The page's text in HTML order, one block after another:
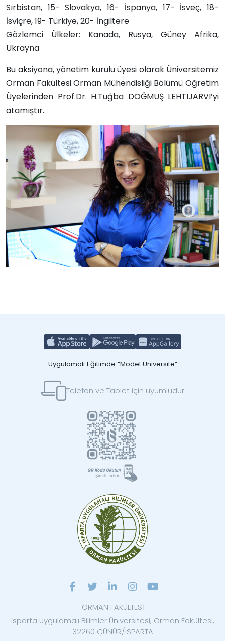
Sırbistan, 15- Slovakya, 16- İspanya, 17- İsveç, 18-
İsviçre, 19- Türkiye, 20- İngiltere
Gözlemci Ülkeler: Kanada, Rusya, Güney Afrika,
Ukrayna
Bu aksiyona, yönetim kurulu üyesi olarak Üniversitemiz
Orman Fakültesi Orman Mühendisliği Bölümü Öğretim
Üyelerinden Prof.Dr. H.Tuğba DOĞMUŞ LEHTIJARVI’yi
atamıştır.
Uygulamalı Eğitimde “Model Üniversite”
Telefon ve Tablet için uyumludur
ORMAN FAKÜLTESİ
Isparta Uygulamalı Bilimler Üniversitesi, Orman Fakültesi,
32260 ÇÜNÜR/ISPARTA